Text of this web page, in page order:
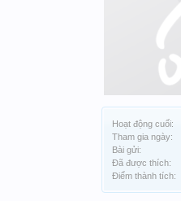
Hoạt động cuối:
Tham gia ngày:
Bài gửi:
Đã được thích:
Điểm thành tích: